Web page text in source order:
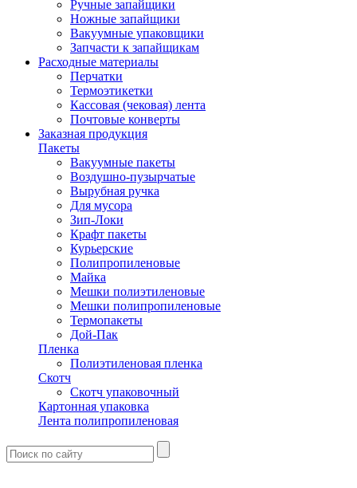
Ручные запайщики
Ножные запайщики
Вакуумные упаковщики
Запчасти к запайщикам
Расходные материалы
Перчатки
Термоэтикетки
Кассовая (чековая) лента
Почтовые конверты
Заказная продукция
Пакеты
Вакуумные пакеты
Воздушно-пузырчатые
Вырубная ручка
Для мусора
Зип-Локи
Крафт пакеты
Курьерские
Полипропиленовые
Майка
Мешки полиэтиленовые
Мешки полипропиленовые
Термопакеты
Дой-Пак
Пленка
Полиэтиленовая пленка
Скотч
Скотч упаковочный
Картонная упаковка
Лента полипропиленовая